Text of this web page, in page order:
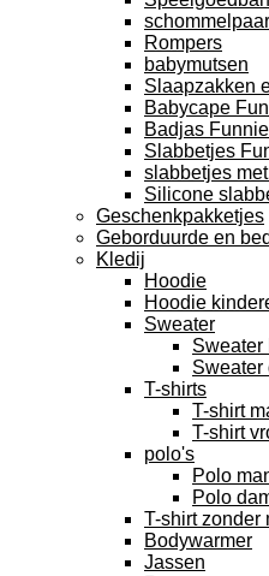
Rompers
babymutsen
Slaapzakken
Babycape
Badjas
Slabbetjes
slabbetjes
Silicone
Geschenkpakketjes
Geborduurde en
Kledij
Hoodie
Hoodie
Sweater
Sweater
Sweater
T-shirts
T-shirt
T-shirt
polo's
Polo
Polo
T-shirt zonder
Bodywarmer
Jassen